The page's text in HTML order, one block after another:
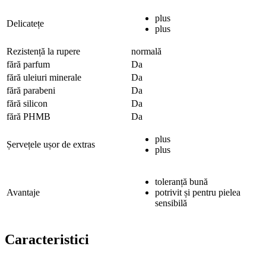
Delicatețe
plus
plus
Rezistență la rupere
normală
fără parfum
Da
fără uleiuri minerale
Da
fără parabeni
Da
fără silicon
Da
fără PHMB
Da
Șervețele ușor de extras
plus
plus
Avantaje
toleranță bună
potrivit și pentru pielea
sensibilă
Caracteristici